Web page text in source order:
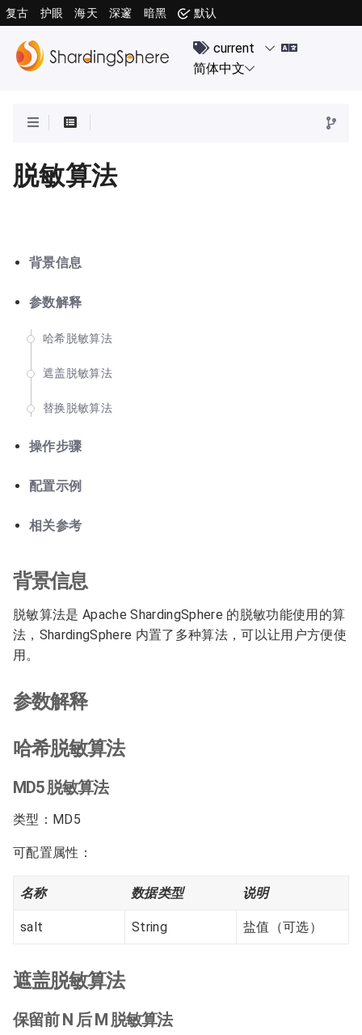
复古 护眼 海天 深邃 暗黑 默认
脱敏算法
背景信息
参数解释
哈希脱敏算法
遮盖脱敏算法
替换脱敏算法
操作步骤
配置示例
相关参考
背景信息
脱敏算法是 Apache ShardingSphere 的脱敏功能使用的算
法，ShardingSphere 内置了多种算法，可以让用户方便使
用。
参数解释
哈希脱敏算法
MD5 脱敏算法
类型：MD5
可配置属性：
名称 数据类型 说明
salt String 盐值（可选）
遮盖脱敏算法
保留前 N 后 M 脱敏算法